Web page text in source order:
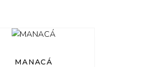
MANACÁ